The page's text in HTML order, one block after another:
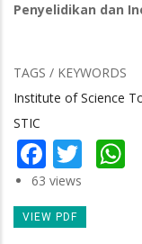
Penyelidikan dan
TAGS / KEYWORDS
Institute of Science
STIC
63 views
VIEW PDF